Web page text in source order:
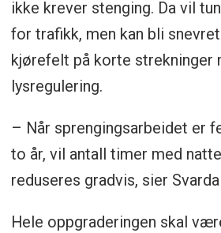
ikke krever stenging. Da vil
for trafikk, men kan bli
kjørefelt på korte strekninger
lysregulering.
– Når sprengingsarbeidet er
to år, vil antall timer med
reduseres gradvis, sier
Hele oppgraderingen skal